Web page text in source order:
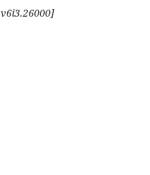
v6i3.26000]